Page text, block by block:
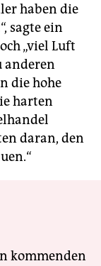
haben die
sagte ein
„viel Luft
anderen
die hohe
harten
daran, den
kommenden